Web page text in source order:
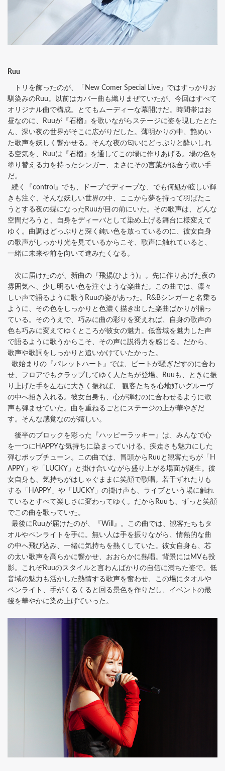
Ruu
トリを飾ったのが、「New Comer Special Live」ではすっかりお
馴染みのRuu。以前はカバー曲も織りまぜていたが、今回はすべて
オリジナル曲で構成。とてもムーディーな幕開けだ。時間帯はお
昼なのに、Ruuが『石榴』を歌いながらステージに姿を現したとた
ん、深い夜の世界がそこに広がりだした。薄明かりの中、艶めい
た歌声を妖しく響かせる。そんな夜の匂いにどっぷりと酔いしれ
る空気を、Ruuは『石榴』を通してこの場に作りあげる。場の色を
塗り替える力を持ったシンガー、まさにその言葉が似合う歌い手
だ。
続く『control』でも、ドープでディープな、でも何処か眩しい輝
きも注ぐ、そんな妖しい世界の中、ここから夢を持って羽ばたこ
うとする夜の蝶になったRuuが目の前にいた。その歌声は、どんな
空間だろうと、自身をディーバとして染め上げる舞台に様変えて
ゆく。曲調はどっぷりと深く鈍い色を放っているのに、彼女自身
の歌声がしっかり光を見ているからこそ、歌声に触れていると、
一緒に未来や前を向いて進みたくなる。
次に届けたのが、新曲の『飛揚(ひよう)』。先に作りあげた夜の
雰囲気へ、少し明るい色を注ぐような楽曲だ。この曲では、凛々
しい声で語るように歌うRuuの姿があった。R&Bシンガーと名乗る
ように、その色をしっかりと色濃く描き出した楽曲ばかりが揃っ
ている。そのうえで、巧みに曲の彩りを変えれば、自身の歌声の
色も巧みに変えてゆくところが彼女の魅力。低音域を魅力した声
で語るように歌うからこそ、その声に説得力を感じる。だから、
歌声や歌詞をしっかりと追いかけていたかった。
歌始まりの『パレットハート』では、ビートが騒ぎだすのに合わ
せ、フロアでもクラップしてゆく人たちが登場。Ruuも、ときに振
り上げた手を左右に大きく振れば、 観客たちを心地好いグルーヴ
の中へ招き入れる。彼女自身も、心が弾むのに合わせるように歌
声も弾ませていた。曲を重ねるごとにステージの上が華やぎだ
す。そんな感覚なのが嬉しい。
後半のブロックを彩った『ハッピーラッキー』は、みんなで心
を一つにHAPPYな気持ちに染まっていける、疾走さも魅力にした
弾むポップチューン。この曲では、冒頭からRuuと観客たちが「H
APPY」や「LUCKY」と掛け合いながら盛り上がる場面が誕生。彼
女自身も、気持ちがはしゃぐままに笑顔で歌唱。若干ずれたりも
する「HAPPY」や「LUCKY」の掛け声も、ライブという場に触れ
ているとすべて楽しさに変わってゆく。だからRuuも、ずっと笑顔
でこの曲を歌っていた。
最後にRuuが届けたのが、『Will』。この曲では、観客たちもタ
オルやペンライトを手に。無い人は手を振りながら、情熱的な曲
の中へ飛び込み、一緒に気持ちを熱くしていた。彼女自身も、芯
の太い歌声を高らかに響かせ、おおらかに熱唱。背景にはMVも投
影。これぞRuuのスタイルと言わんばかりの自信に満ちた姿で。低
音域の魅力も活かした熱情する歌声を奮わせ、この場にタオルや
ペンライト、手がくるくると回る景色を作りだし、イベントの最
後を華やかに染め上げていった。